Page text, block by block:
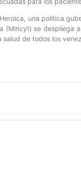
una política
(Mincyt) se despliega
de todos los